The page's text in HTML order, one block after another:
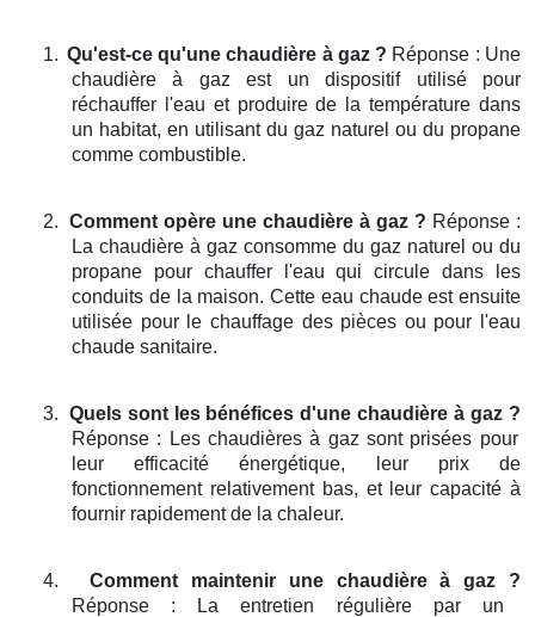
1. Qu'est-ce qu'une chaudière à gaz ? Réponse : Une
chaudière à gaz est un dispositif utilisé pour
réchauffer l'eau et produire de la température dans
un habitat, en utilisant du gaz naturel ou du propane
comme combustible.
2. Comment opère une chaudière à gaz ? Réponse :
La chaudière à gaz consomme du gaz naturel ou du
propane pour chauffer l'eau qui circule dans les
conduits de la maison. Cette eau chaude est ensuite
utilisée pour le chauffage des pièces ou pour l'eau
chaude sanitaire.
3. Quels sont les bénéfices d'une chaudière à gaz ?
Réponse : Les chaudières à gaz sont prisées pour
leur efficacité énergétique, leur prix de
fonctionnement relativement bas, et leur capacité à
fournir rapidement de la chaleur.
4.
Comment maintenir une chaudière à gaz ?
Réponse : La entretien régulière par un